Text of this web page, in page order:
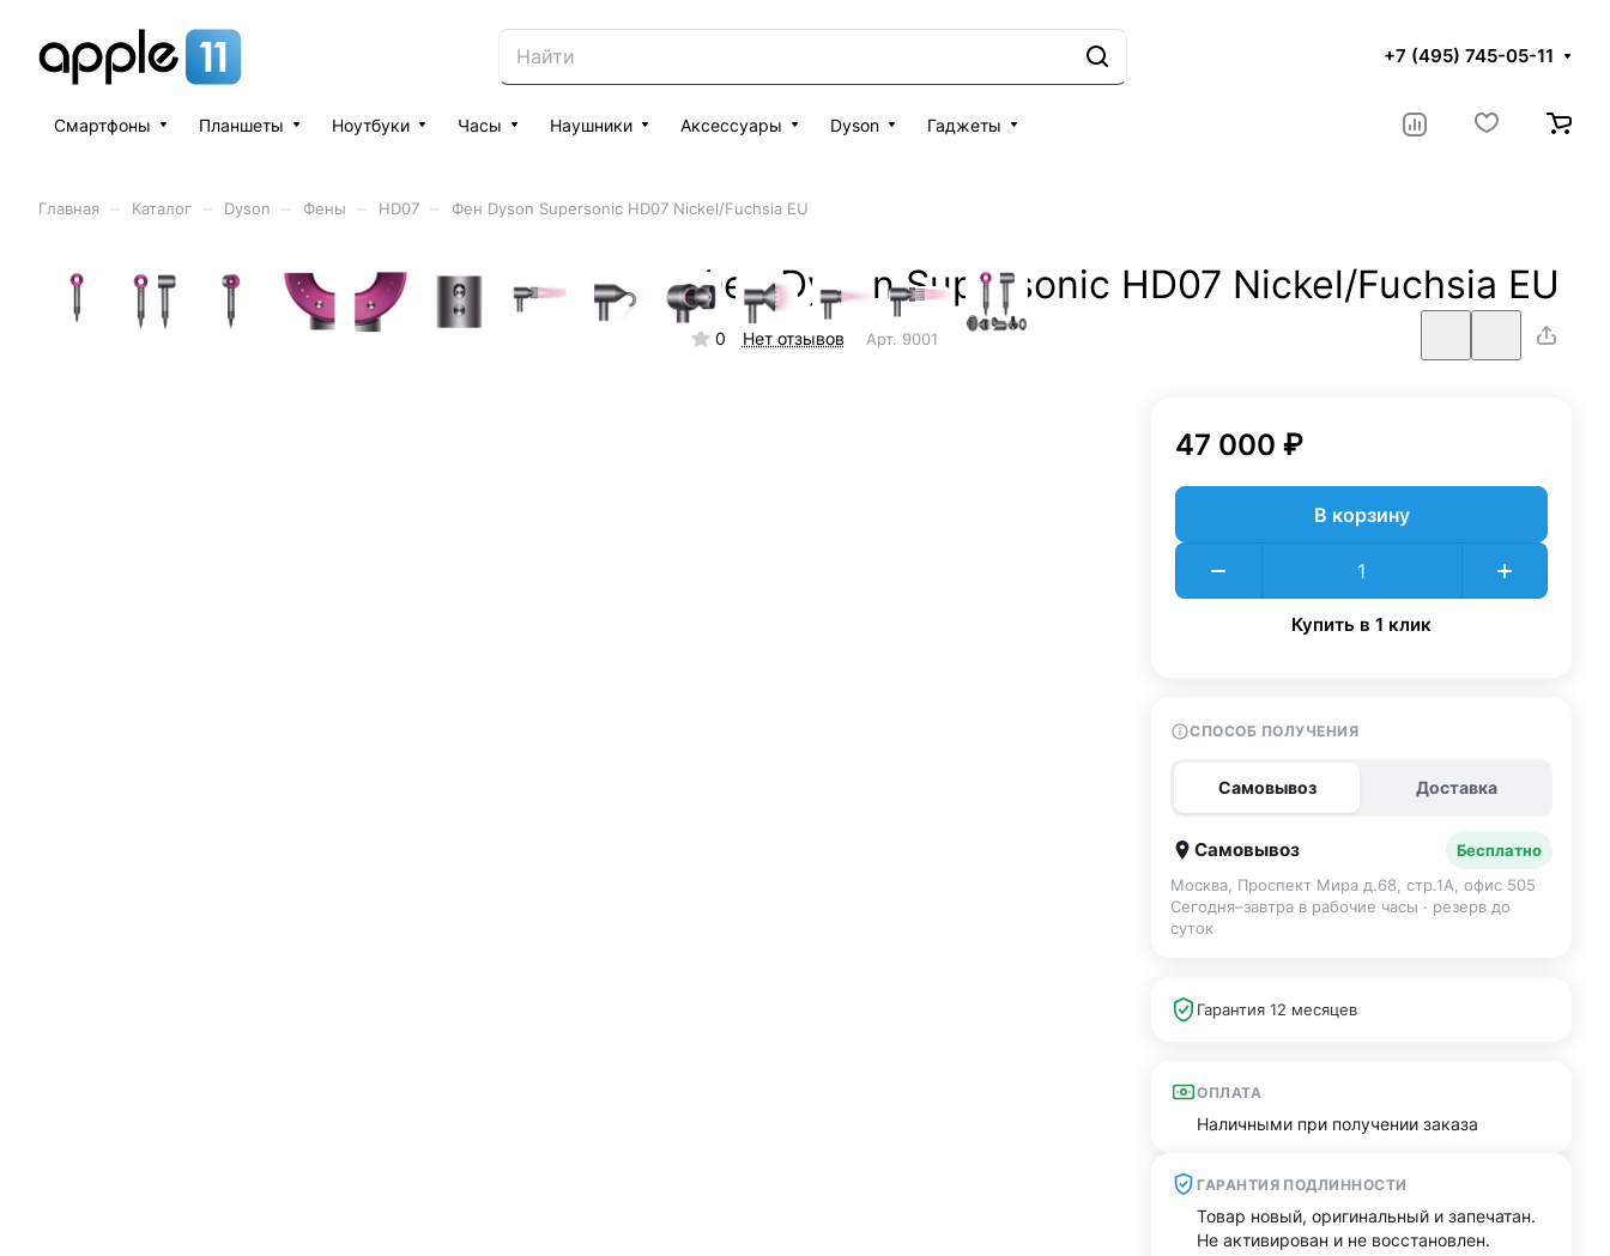
+7 (495) 745-05-11
Смартфоны Планшеты Ноутбуки Часы Наушники Аксессуары Dyson Гаджеты
Главная Каталог Dyson Фены HD07 Фен Dyson Supersonic HD07 Nickel/Fuchsia EU
Фен Dyson Supersonic HD07 Nickel/Fuchsia EU
0 Нет отзывов Арт. 9001
47 000 ₽
В корзину
Купить в 1 клик
СПОСОБ ПОЛУЧЕНИЯ
Самовывоз Доставка
Самовывоз
Бесплатно
Москва, Проспект Мира д.68, стр.1А, офис 505
Сегодня–завтра в рабочие часы · резерв до
суток
Гарантия 12 месяцев
ОПЛАТА
Наличными при получении заказа
ГАРАНТИЯ ПОДЛИННОСТИ
Товар новый, оригинальный и запечатан.
Не активирован и не восстановлен.